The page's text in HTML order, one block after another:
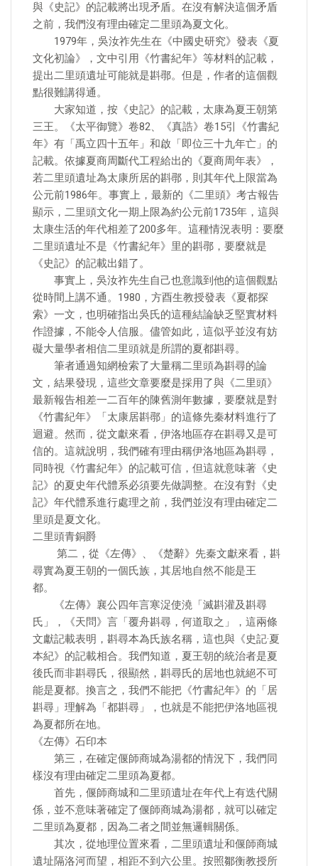
與《史記》的記載將出現矛盾。在沒有解決這個矛盾
之前，我們沒有理由確定二里頭為夏文化。
1979年，吳汝祚先生在《中國史研究》發表《夏
文化初論》，文中引用《竹書紀年》等材料的記載，
提出二里頭遺址可能就是斟鄩。但是，作者的這個觀
點很難講得通。
大家知道，按《史記》的記載，太康為夏王朝第
三王。《太平御覽》卷82、《真誥》卷15引《竹書紀
年》有「禹立四十五年」和啟「即位三十九年亡」的
記載。依據夏商周斷代工程給出的《夏商周年表》，
若二里頭遺址為太康所居的斟鄩，則其年代上限當為
公元前1986年。事實上，最新的《二里頭》考古報告
顯示，二里頭文化一期上限為約公元前1735年，這與
太康生活的年代相差了200多年。這種情況表明：要麼
二里頭遺址不是《竹書紀年》里的斟鄩，要麼就是
《史記》的記載出錯了。
事實上，吳汝祚先生自己也意識到他的這個觀點
從時間上講不通。1980，方酉生教授發表《夏都探
索》一文，也明確指出吳氏的這種結論缺乏堅實材料
作證據，不能令人信服。儘管如此，這似乎並沒有妨
礙大量學者相信二里頭就是所謂的夏都斟尋。
筆者通過知網檢索了大量稱二里頭為斟尋的論
文，結果發現，這些文章要麼是採用了與《二里頭》
最新報告相差一二百年的陳舊測年數據，要麼就是對
《竹書紀年》「太康居斟鄩」的這條先秦材料進行了
迴避。然而，從文獻來看，伊洛地區存在斟尋又是可
信的。這就說明，我們確有理由稱伊洛地區為斟尋，
同時視《竹書紀年》的記載可信，但這就意味著《史
記》的夏史年代體系必須要先做調整。在沒有對《史
記》年代體系進行處理之前，我們並沒有理由確定二
里頭是夏文化。
二里頭青銅爵
第二，從《左傳》、《楚辭》先秦文獻來看，斟
尋實為夏王朝的一個氏族，其居地自然不能是王
都。
《左傳》襄公四年言寒浞使澆「滅斟灌及斟尋
氏」，《天問》言「覆舟斟尋，何道取之」，這兩條
文獻記載表明，斟尋本為氏族名稱，這也與《史記·夏
本紀》的記載相合。我們知道，夏王朝的統治者是夏
後氏而非斟尋氏，很顯然，斟尋氏的居地也就絕不可
能是夏都。換言之，我們不能把《竹書紀年》的「居
斟尋」理解為「都斟尋」，也就是不能把伊洛地區視
為夏都所在地。
《左傳》石印本
第三，在確定偃師商城為湯都的情況下，我們同
樣沒有理由確定二里頭為夏都。
首先，偃師商城和二里頭遺址在年代上有迭代關
係，並不意味著確定了偃師商城為湯都，就可以確定
二里頭為夏都，因為二者之間並無邏輯關係。
其次，從地理位置來看，二里頭遺址和偃師商城
遺址隔洛河而望，相距不到六公里。按照鄒衡教授所